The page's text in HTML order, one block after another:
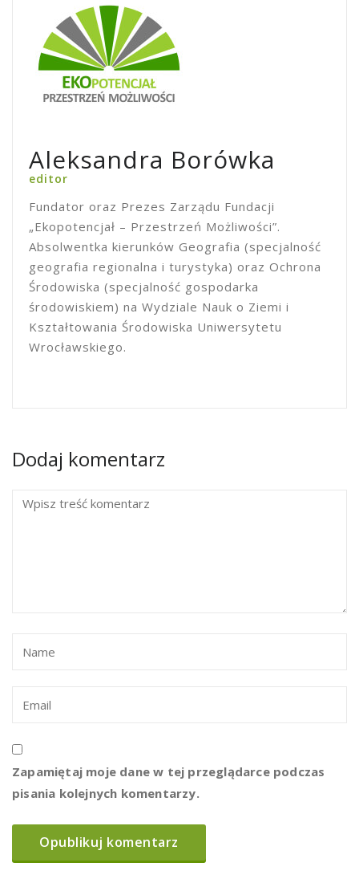
Aleksandra Borówka
editor
Fundator oraz Prezes Zarządu Fundacji
„Ekopotencjał – Przestrzeń Możliwości”.
Absolwentka kierunków Geografia (specjalność
geografia regionalna i turystyka) oraz Ochrona
Środowiska (specjalność gospodarka
środowiskiem) na Wydziale Nauk o Ziemi i
Kształtowania Środowiska Uniwersytetu
Wrocławskiego.
Dodaj komentarz
Zapamiętaj moje dane w tej przeglądarce podczas
pisania kolejnych komentarzy.